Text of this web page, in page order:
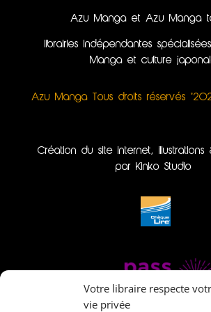
Votre libraire respecte
vie privée
Azu Manga et Azu Manga
librairies indépendantes
Manga et culture
Azu Manga Tous droits réservés
Création du site internet,
par Kinko Studio